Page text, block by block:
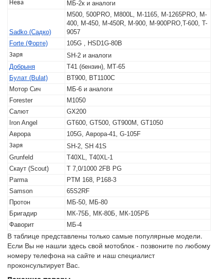
Нева
МБ-2к и аналоги
Sadko (Садко)
M500, 500PRO, M800L, M-1165, M-1265PRO, M-
400, M-450, M-450R, M-900, M-900PRO,T-600, T-
9057
Forte (Форте)
105G , HSD1G-80B
Заря
SH-2 и аналоги
Добрыня
Т41 (бензин), МТ-65
Булат (Bulat)
BT900, BT1100C
Мотор Сич
МБ-6 и аналоги
Forester
M1050
Салют
GX200
Iron Angel
GT600, GT500, GT900M, GT1050
Аврора
105G, Аврора-41, G-105F
Заря
SH-2, SH 41S
Grunfeld
T40XL, T40XL-1
Скаут (Scout)
T 7,0/1000 2FB PG
Parma
PTM 168, P168-3
Samson
65S2RF
Протон
МБ-50, МБ-80
Бригадир
МК-75Б, МК-80Б, МК-105РБ
Фаворит
МБ-4
В таблице представлены только самые популярные модели.
Если Вы не нашли здесь свой мотоблок - позвоните по любому
номеру телефона на сайте и наш специалист
проконсультирует Вас.